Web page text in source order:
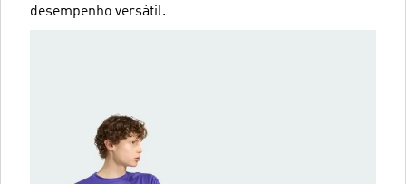
desempenho versátil.